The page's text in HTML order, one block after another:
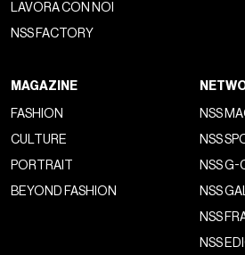
LAVORA CON NOI
NSS FACTORY
MAGAZINE
FASHION
CULTURE
PORTRAIT
BEYOND FASHION
NSS
NSS
NSS G-
NSS
NSS
NSS